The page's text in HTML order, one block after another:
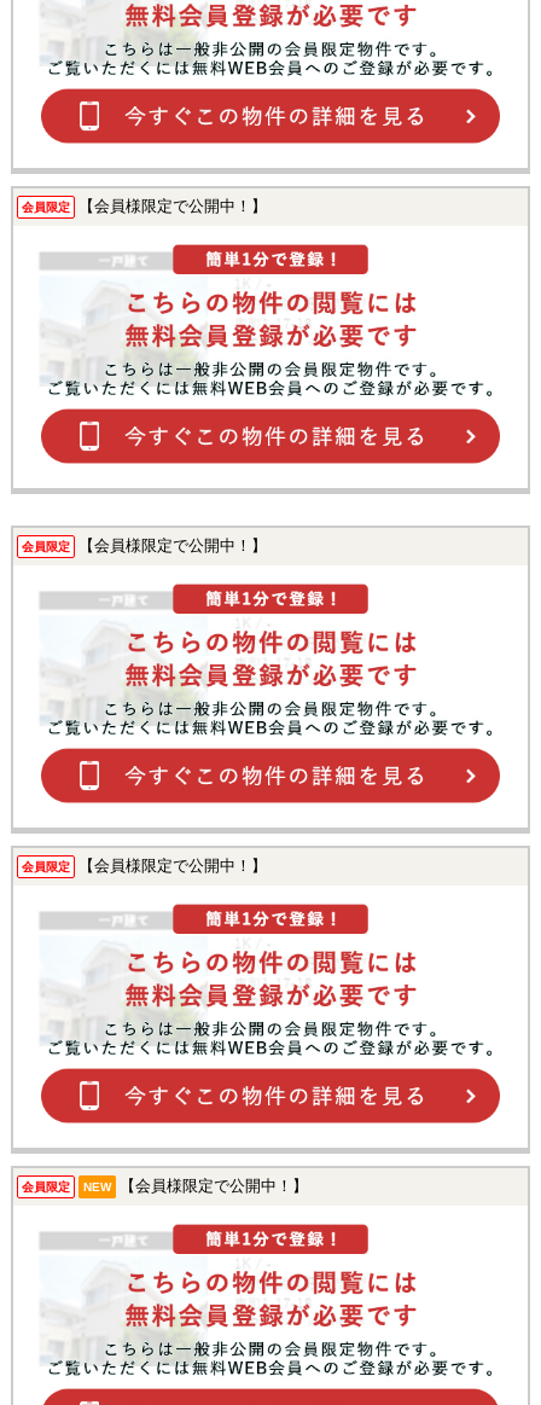
会員限定 【会員様限定で公開中！】
会員限定 【会員様限定で公開中！】
会員限定 【会員様限定で公開中！】
会員限定 NEW 【会員様限定で公開中！】